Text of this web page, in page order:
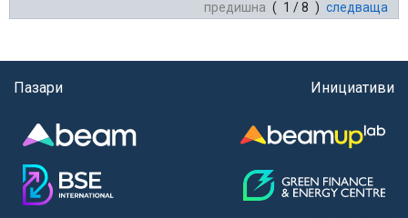
предишна ( 1 / 8 ) следваща
Пазари Инициативи